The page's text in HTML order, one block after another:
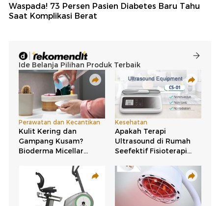
Waspada! 73 Persen Pasien Diabetes Baru Tahu
Saat Komplikasi Berat